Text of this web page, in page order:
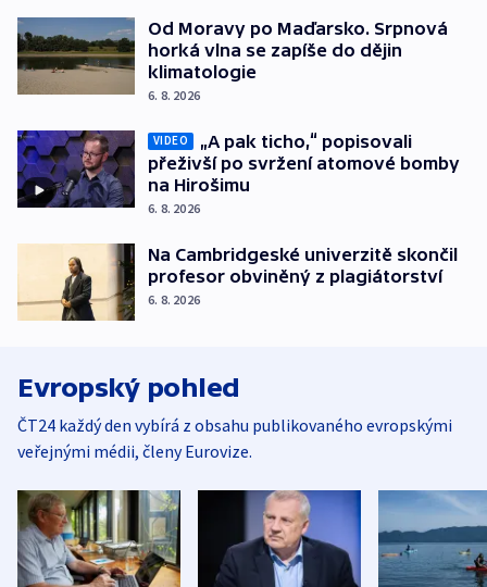
Od Moravy po Maďarsko. Srpnová
horká vlna se zapíše do dějin
klimatologie
6. 8. 2026
VIDEO
„A pak ticho,“ popisovali
přeživší po svržení atomové bomby
na Hirošimu
6. 8. 2026
Na Cambridgeské univerzitě skončil
profesor obviněný z plagiátorství
6. 8. 2026
Evropský pohled
ČT24 každý den vybírá z obsahu publikovaného evropskými
veřejnými médii, členy Eurovize.